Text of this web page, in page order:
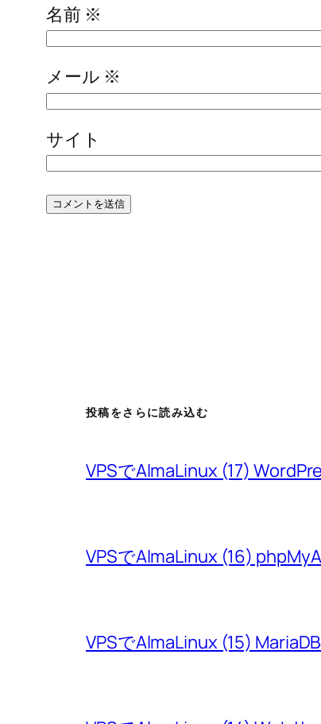
名前 ※
メール ※
サイト
投稿をさらに読み込む
VPSでAlmaLinux (17)
VPSでAlmaLinux (16)
VPSでAlmaLinux (15)